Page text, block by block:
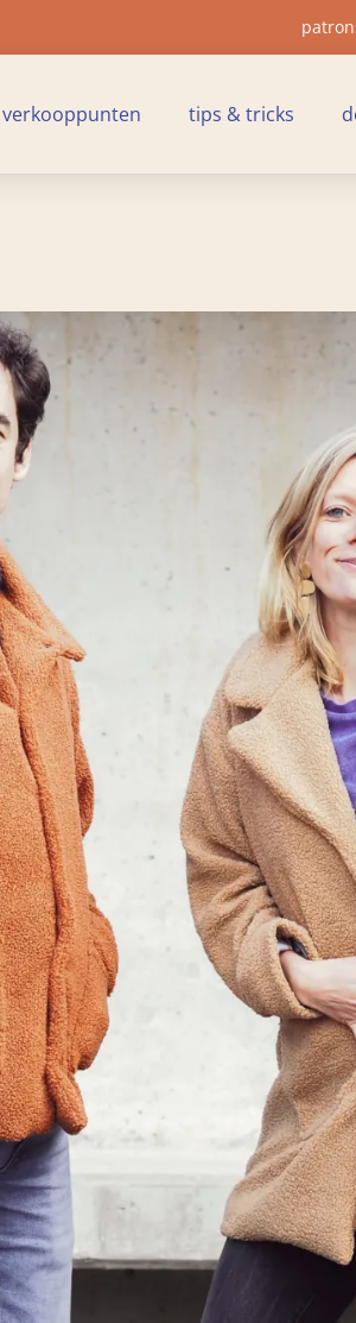
verkooppunten tips & tricks